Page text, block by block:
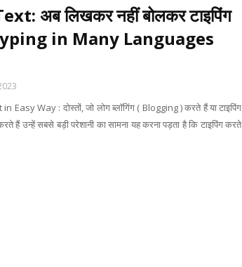
अब लिखकर नहीं बोलकर टाइपिंग
in Many Languages
Way : दोस्तों, जो लोग ब्लॉगिंग ( Blogging ) करते हैं या टाइपिंग
हैं उन्हें सबसे बड़ी परेशानी का सामना यह करना पड़ता है कि टाइपिंग करते